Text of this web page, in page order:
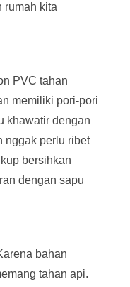
rumah kita
PVC tahan
memiliki pori-pori
khawatir dengan
nggak perlu ribet
bersihkan
dengan sapu
bahan
tahan api.